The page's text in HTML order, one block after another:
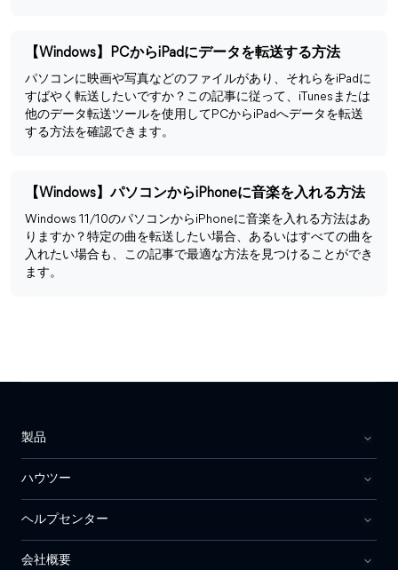
【Windows】PCからiPadにデータを転送する方法
パソコンに映画や写真などのファイルがあり、それらをiPadに
すばやく転送したいですか？この記事に従って、iTunesまたは
他のデータ転送ツールを使用してPCからiPadへデータを転送
する方法を確認できます。
【Windows】パソコンからiPhoneに音楽を入れる方法
Windows 11/10のパソコンからiPhoneに音楽を入れる方法はあ
りますか？特定の曲を転送したい場合、あるいはすべての曲を
入れたい場合も、この記事で最適な方法を見つけることができ
ます。
製品
ハウツー
ヘルプセンター
会社概要